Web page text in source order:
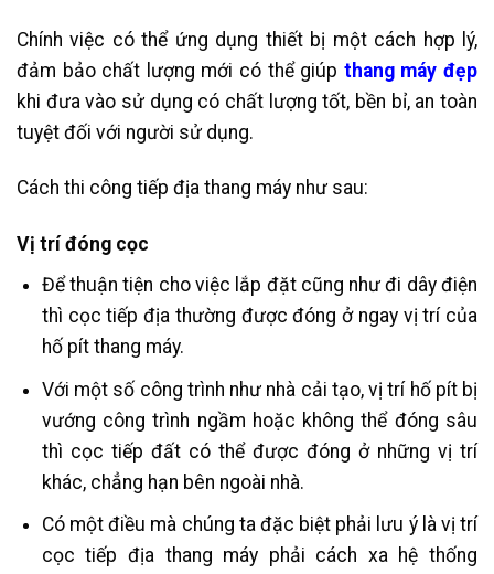
Chính việc có thể ứng dụng thiết bị một cách hợp lý,
đảm bảo chất lượng mới có thể giúp thang máy đẹp
khi đưa vào sử dụng có chất lượng tốt, bền bỉ, an toàn
tuyệt đối với người sử dụng.
Cách thi công tiếp địa thang máy như sau:
Vị trí đóng cọc
Để thuận tiện cho việc lắp đặt cũng như đi dây điện
thì cọc tiếp địa thường được đóng ở ngay vị trí của
hố pít thang máy.
Với một số công trình như nhà cải tạo, vị trí hố pít bị
vướng công trình ngầm hoặc không thể đóng sâu
thì cọc tiếp đất có thể được đóng ở những vị trí
khác, chẳng hạn bên ngoài nhà.
Có một điều mà chúng ta đặc biệt phải lưu ý là vị trí
cọc tiếp địa thang máy phải cách xa hệ thống